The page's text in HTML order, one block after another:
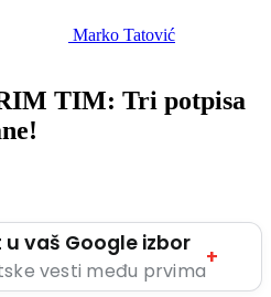
Marko Tatović
TIM: Tri potpisa
vaš Google izbor
vesti među prvima
+